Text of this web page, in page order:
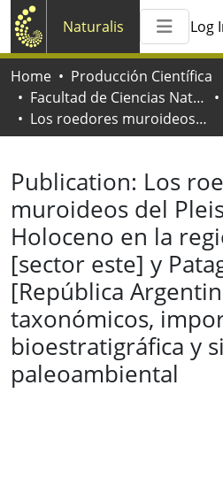
Naturalis
All
Log
Home
Producción Científica
Facultad de Ciencias Naturales y Museo
Los roedores muroideos del Pleistoceno Tardío-Holoceno en la región pampeana [sector este] y Patagonia [República Argentina] : Aspectos taxonómicos, importancia bioestratigráfica y significación paleoambiental
Publication: Los
muroideos del
Holoceno en la
[sector este] y
[República
taxonómicos,
bioestratigráfica y
paleoambiental